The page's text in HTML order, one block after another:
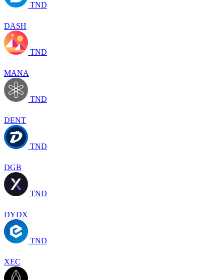
TND
DASH
TND
MANA
TND
DENT
TND
DGB
TND
DYDX
TND
XEC